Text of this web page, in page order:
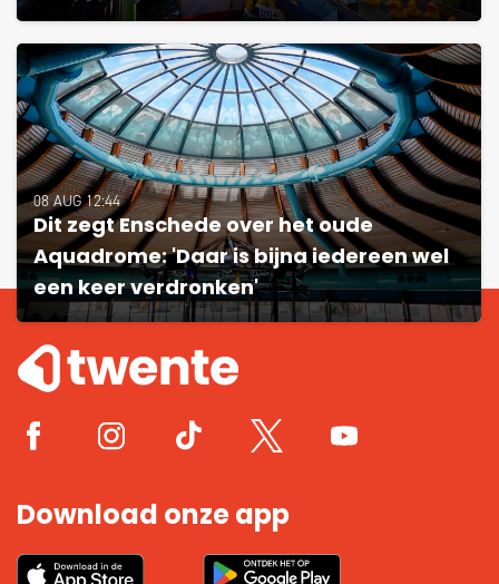
08 AUG 12:44
Dit zegt Enschede over het oude
Aquadrome: 'Daar is bijna iedereen wel
een keer verdronken'
Download onze app